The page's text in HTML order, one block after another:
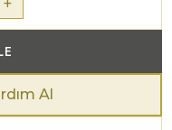
Al